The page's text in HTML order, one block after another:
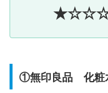
①無印良品 化粧